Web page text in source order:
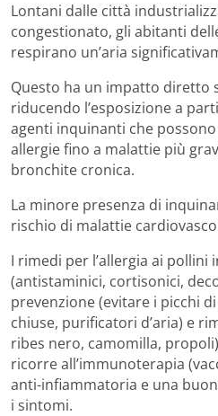
Lontani dalle città
congestionato, gli abitanti
respirano un’aria
Questo ha un impatto diretto
riducendo l’esposizione a
agenti inquinanti che
allergie fino a malattie più
bronchite cronica.
La minore presenza di
rischio di malattie
I rimedi per l’allergia ai pollini
(antistaminici, cortisonici,
prevenzione (evitare i picchi
chiuse, purificatori d’aria) e
ribes nero, camomilla,
ricorre all’immunoterapia
anti-infiammatoria e una
i sintomi.